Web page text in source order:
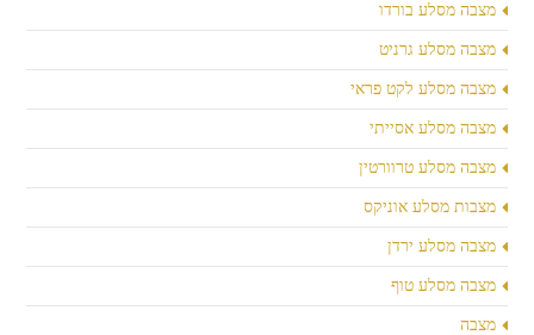
מצבה מסלע בורדו
מצבה מסלע גרניט
מצבה מסלע לקט פראי
מצבה מסלע אסייתי
מצבה מסלע טרוורטין
מצבות מסלע אוניקס
מצבה מסלע ירדן
מצבה מסלע טוף
מצבה